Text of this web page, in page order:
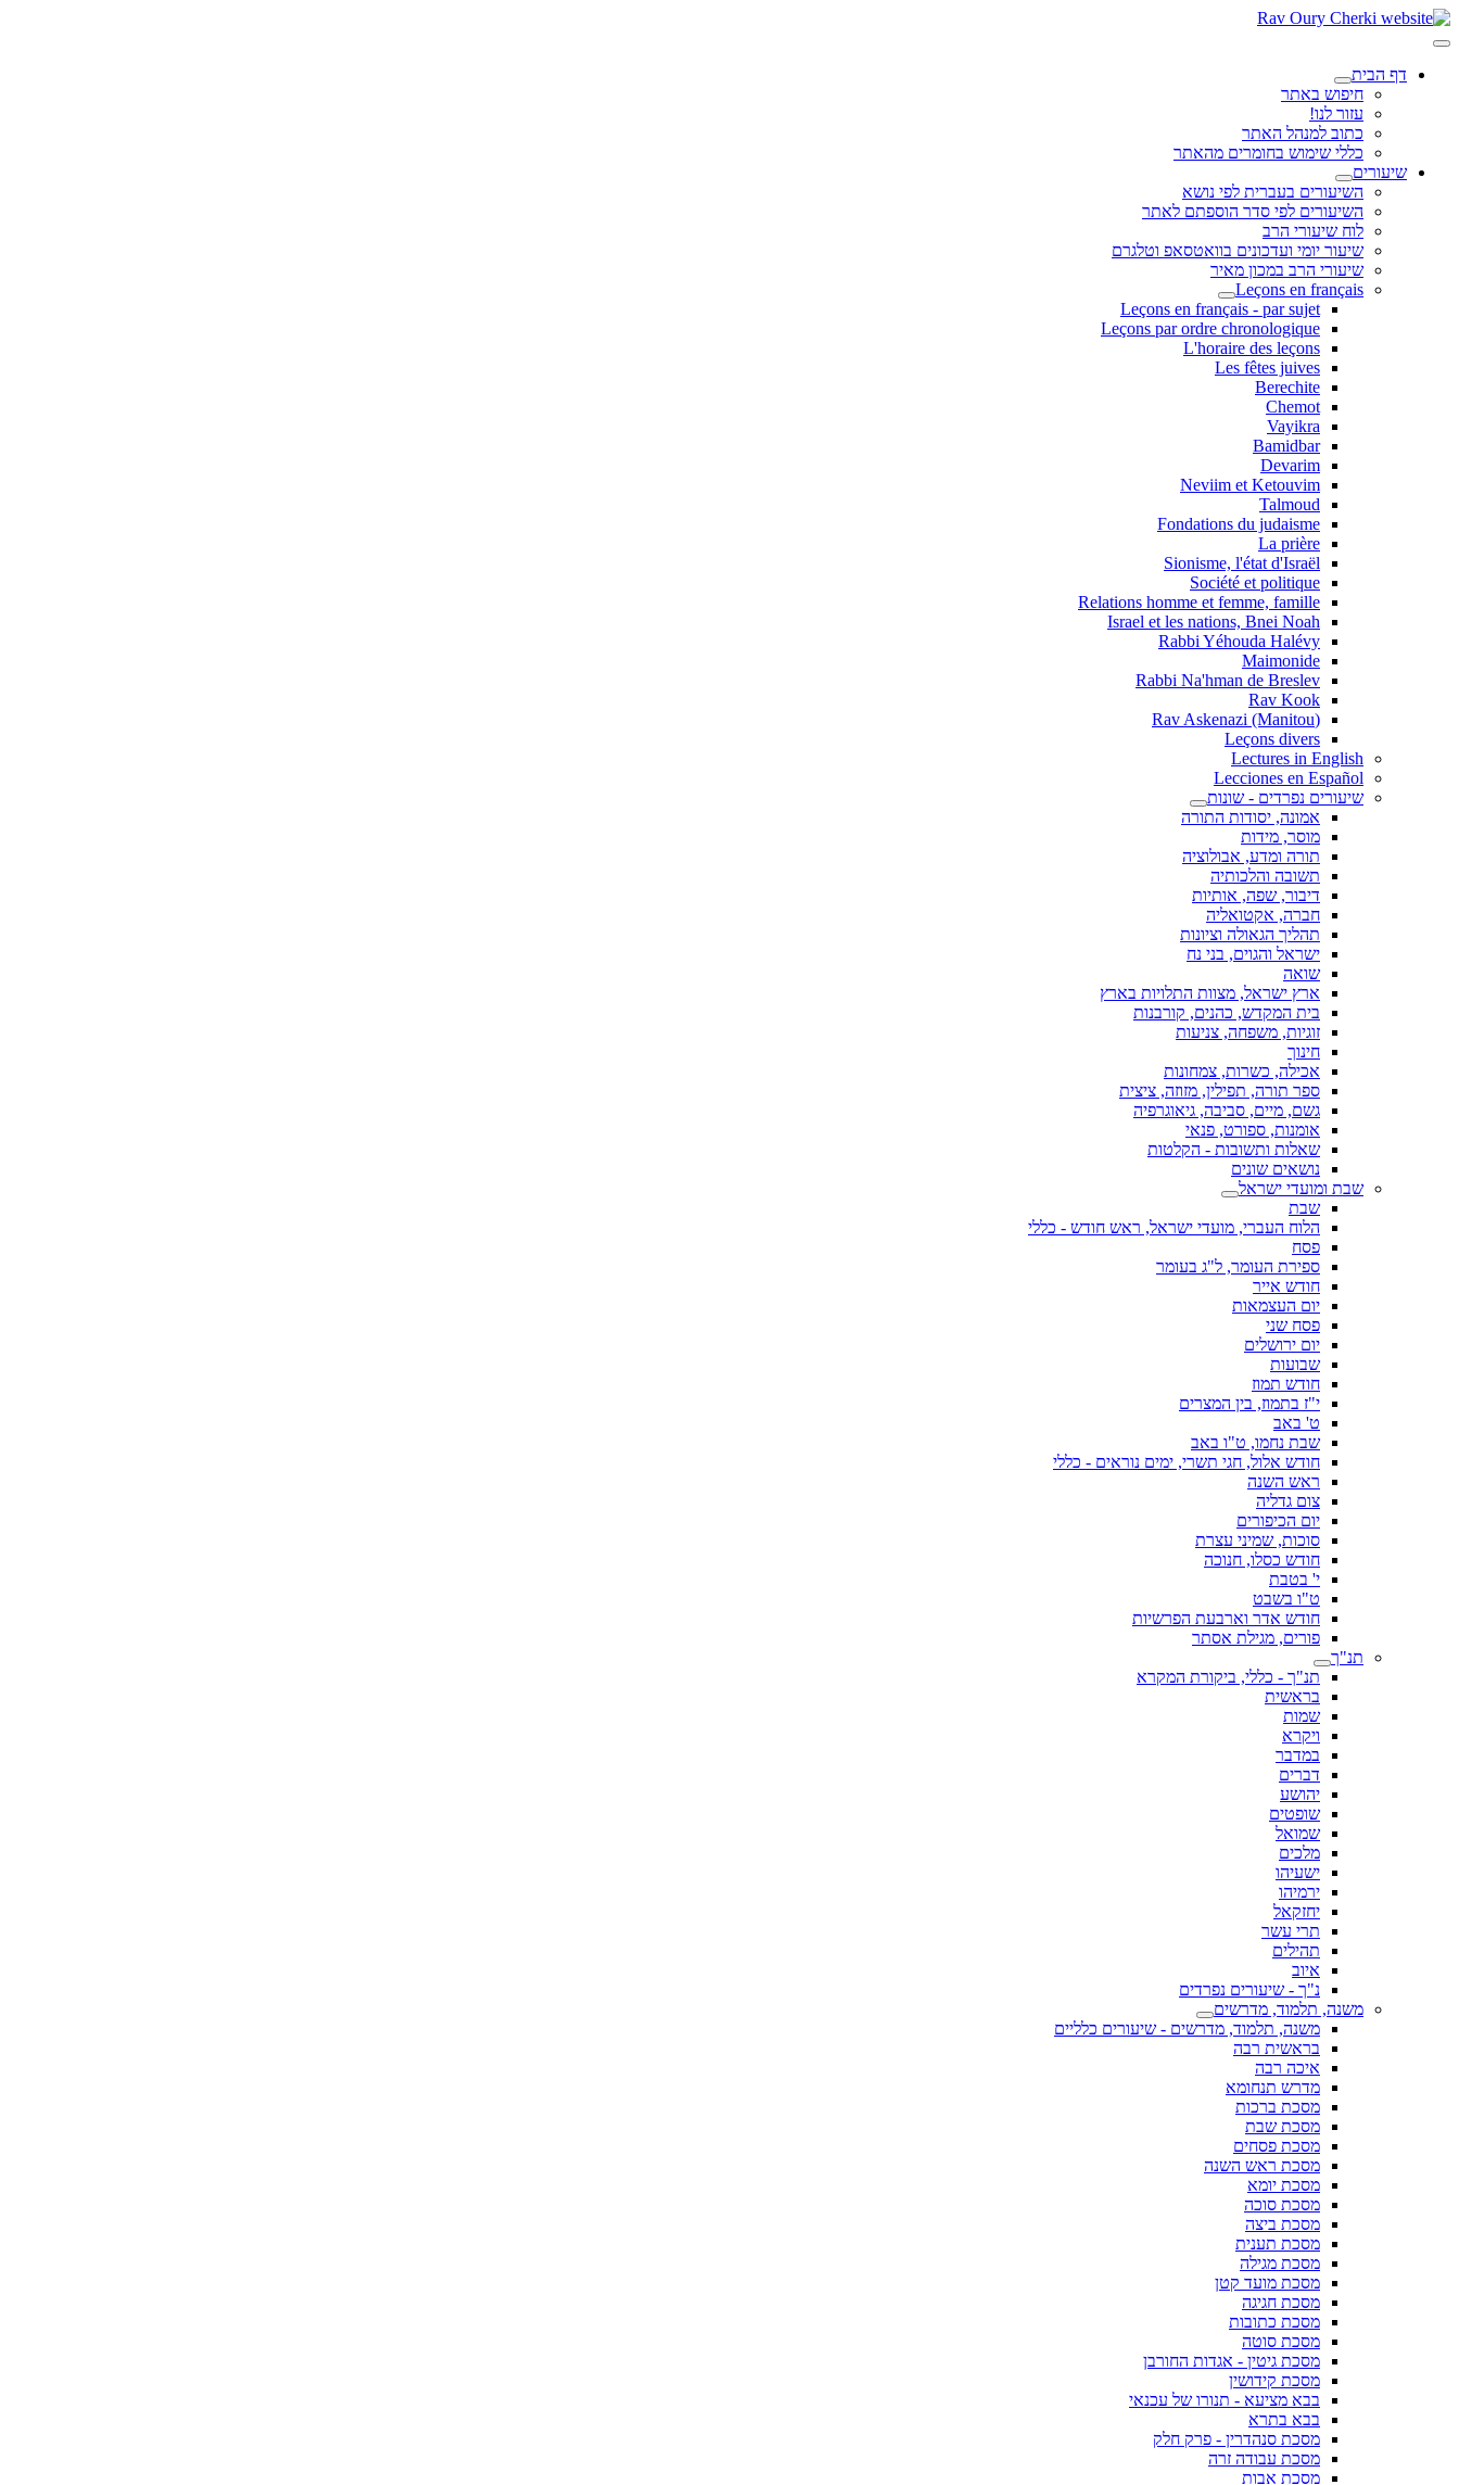
דף הבית
חיפוש באתר
עזור לנו!
כתוב למנהל האתר
כללי שימוש בחומרים מהאתר
שיעורים
השיעורים בעברית לפי נושא
השיעורים לפי סדר הוספתם לאתר
לוח שיעורי הרב
שיעור יומי ועדכונים בוואטסאפ וטלגרם
שיעורי הרב במכון מאיר
Leçons en français
Leçons en français - par sujet
Leçons par ordre chronologique
L'horaire des leçons
Les fêtes juives
Berechite
Chemot
Vayikra
Bamidbar
Devarim
Neviim et Ketouvim
Talmoud
Fondations du judaisme
La prière
Sionisme, l'état d'Israël
Société et politique
Relations homme et femme, famille
Israel et les nations, Bnei Noah
Rabbi Yéhouda Halévy
Maimonide
Rabbi Na'hman de Breslev
Rav Kook
(Rav Askenazi (Manitou
Leçons divers
Lectures in English
Lecciones en Español
שיעורים נפרדים - שונות
אמונה, יסודות התורה
מוסר, מידות
תורה ומדע, אבולוציה
תשובה והלכותיה
דיבור, שפה, אותיות
חברה, אקטואליה
תהליך הגאולה וציונות
ישראל והגוים, בני נח
שואה
ארץ ישראל, מצוות התלויות בארץ
בית המקדש, כהנים, קורבנות
זוגיות, משפחה, צניעות
חינוך
אכילה, כשרות, צמחונות
ספר תורה, תפילין, מזוזה, ציצית
גשם, מיים, סביבה, גיאוגרפיה
אומנות, ספורט, פנאי
שאלות ותשובות - הקלטות
נושאים שונים
שבת ומועדי ישראל
שבת
הלוח העברי, מועדי ישראל, ראש חודש - כללי
פסח
ספירת העומר, ל"ג בעומר
חודש אייר
יום העצמאות
פסח שני
יום ירושלים
שבועות
חודש תמוז
י"ז בתמוז, בין המצרים
ט' באב
שבת נחמו, ט"ו באב
חודש אלול, חגי תשרי, ימים נוראים - כללי
ראש השנה
צום גדליה
יום הכיפורים
סוכות, שמיני עצרת
חודש כסלו, חנוכה
י' בטבת
ט"ו בשבט
חודש אדר וארבעת הפרשיות
פורים, מגילת אסתר
תנ"ך
תנ"ך - כללי, ביקורת המקרא
בראשית
שמות
ויקרא
במדבר
דברים
יהושע
שופטים
שמואל
מלכים
ישעיהו
ירמיהו
יחזקאל
תרי עשר
תהילים
איוב
נ"ך - שיעורים נפרדים
משנה, תלמוד, מדרשים
משנה, תלמוד, מדרשים - שיעורים כלליים
בראשית רבה
איכה רבה
מדרש תנחומא
מסכת ברכות
מסכת שבת
מסכת פסחים
מסכת ראש השנה
מסכת יומא
מסכת סוכה
מסכת ביצה
מסכת תענית
מסכת מגילה
מסכת מועד קטן
מסכת חגיגה
מסכת כתובות
מסכת סוטה
מסכת גיטין - אגדות החורבן
מסכת קידושין
בבא מציעא - תנורו של עכנאי
בבא בתרא
מסכת סנהדרין - פרק חלק
מסכת עבודה זרה
מסכת אבות